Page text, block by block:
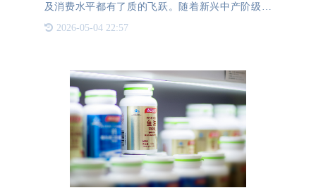
及消费水平都有了质的飞跃。随着新兴中产阶级崛
消费靠拢。国民消费的升级同时也带动了酒类市场的
2026-05-04 22:57